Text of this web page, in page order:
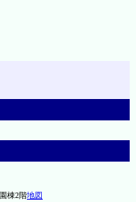
棟2階地図